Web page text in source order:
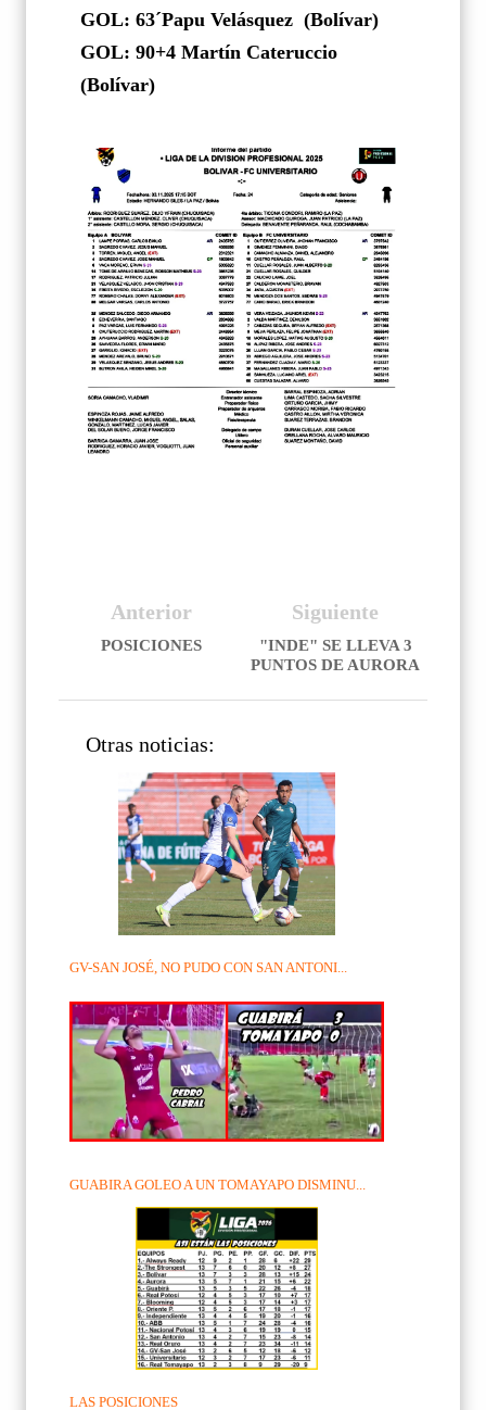
GOL: 63´Papu Velásquez (Bolívar)
GOL: 90+4 Martín Cateruccio
(Bolívar)
Siguiente
"INDE" SE LLEVA 3
PUNTOS DE AURORA
Anterior
POSICIONES
Otras noticias:
GV-SAN JOSÉ, NO PUDO CON SAN ANTONI...
GUABIRA GOLEO A UN TOMAYAPO DISMINU...
LAS POSICIONES